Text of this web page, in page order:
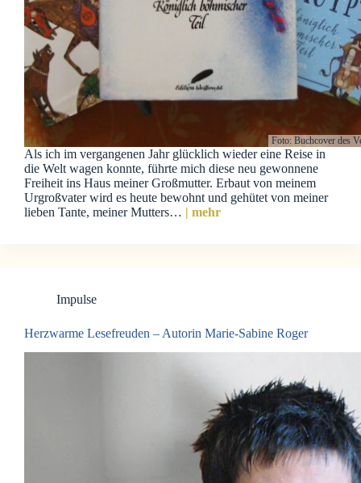
Foto: Buchcover des
Als ich im vergangenen Jahr glücklich wieder eine Reise in
die Welt wagen konnte, führte mich diese neu gewonnene
Freiheit ins Haus meiner Großmutter. Erbaut von meinem
Urgroßvater wird es heute bewohnt und gehütet von meiner
lieben Tante, meiner Mutters… | mehr
Impulse
Herzwarme Lesefreuden – Autorin Marie-Sabine Roger